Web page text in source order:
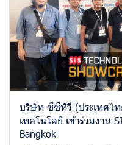
บริษัท ซีซีทีวี (ประเทศไ
เทคโนโลยี เข้าร่วมงาน
Bangkok